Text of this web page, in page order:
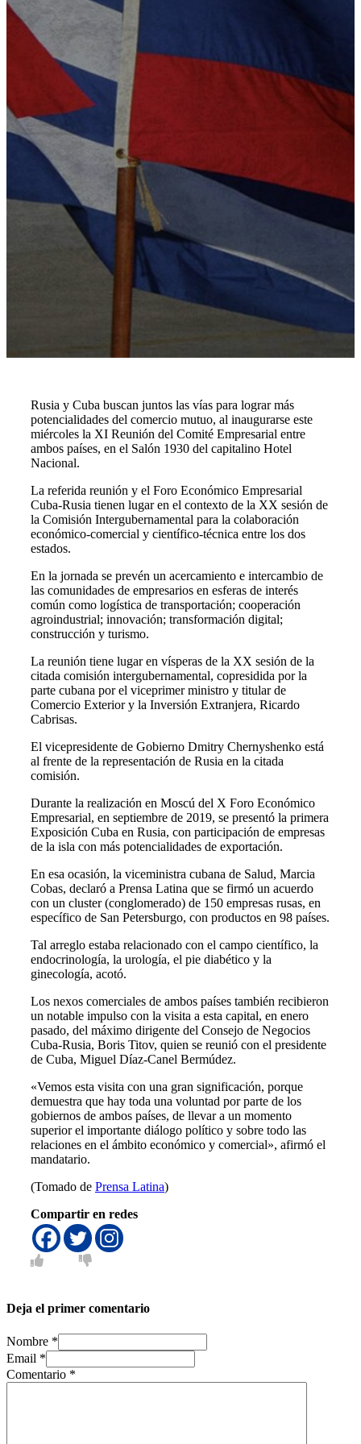
Rusia y Cuba buscan juntos las vías para lograr más
potencialidades del comercio mutuo, al inaugurarse este
miércoles la XI Reunión del Comité Empresarial entre
ambos países, en el Salón 1930 del capitalino Hotel
Nacional.
La referida reunión y el Foro Económico Empresarial
Cuba-Rusia tienen lugar en el contexto de la XX sesión de
la Comisión Intergubernamental para la colaboración
económico-comercial y científico-técnica entre los dos
estados.
En la jornada se prevén un acercamiento e intercambio de
las comunidades de empresarios en esferas de interés
común como logística de transportación; cooperación
agroindustrial; innovación; transformación digital;
construcción y turismo.
La reunión tiene lugar en vísperas de la XX sesión de la
citada comisión intergubernamental, copresidida por la
parte cubana por el viceprimer ministro y titular de
Comercio Exterior y la Inversión Extranjera, Ricardo
Cabrisas.
El vicepresidente de Gobierno Dmitry Chernyshenko está
al frente de la representación de Rusia en la citada
comisión.
Durante la realización en Moscú del X Foro Económico
Empresarial, en septiembre de 2019, se presentó la primera
Exposición Cuba en Rusia, con participación de empresas
de la isla con más potencialidades de exportación.
En esa ocasión, la viceministra cubana de Salud, Marcia
Cobas, declaró a Prensa Latina que se firmó un acuerdo
con un cluster (conglomerado) de 150 empresas rusas, en
específico de San Petersburgo, con productos en 98 países.
Tal arreglo estaba relacionado con el campo científico, la
endocrinología, la urología, el pie diabético y la
ginecología, acotó.
Los nexos comerciales de ambos países también recibieron
un notable impulso con la visita a esta capital, en enero
pasado, del máximo dirigente del Consejo de Negocios
Cuba-Rusia, Boris Titov, quien se reunió con el presidente
de Cuba, Miguel Díaz-Canel Bermúdez.
«Vemos esta visita con una gran significación, porque
demuestra que hay toda una voluntad por parte de los
gobiernos de ambos países, de llevar a un momento
superior el importante diálogo político y sobre todo las
relaciones en el ámbito económico y comercial», afirmó el
mandatario.
(Tomado de Prensa Latina)
Compartir en redes
Deja el primer comentario
Nombre *
Email *
Comentario *